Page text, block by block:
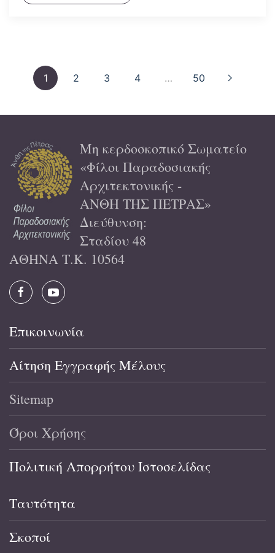
1 2 3 4 … 50
Μη κερδοσκοπικό Σωματείο
«Φίλοι Παραδοσιακής
Αρχιτεκτονικής -
ΑΝΘΗ ΤΗΣ ΠΕΤΡΑΣ»
Διεύθυνση:
Σταδίου 48
ΑΘΗΝΑ Τ.Κ. 10564
Επικοινωνία
Αίτηση Εγγραφής Μέλους
Sitemap
Όροι Χρήσης
Πολιτική Απορρήτου Ιστοσελίδας
Ταυτότητα
Σκοποί